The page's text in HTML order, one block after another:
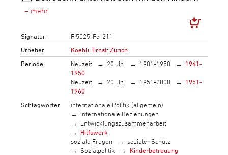
Signatur
F 5025-Fd-211
Urheber
Koehli, Ernst: Zürich
Periode
Neuzeit 20. Jh. 1901-1950
1941-
1950
Neuzeit
20. Jh. 1951-2000
1951-
1960
Schlagwörter
internationale Politik (allgemein)
internationale Beziehungen
Entwicklungszusammenarbeit
Hilfswerk
soziale Fragen
sozialer Schutz
Sozialpolitik
Kinderbetreuung